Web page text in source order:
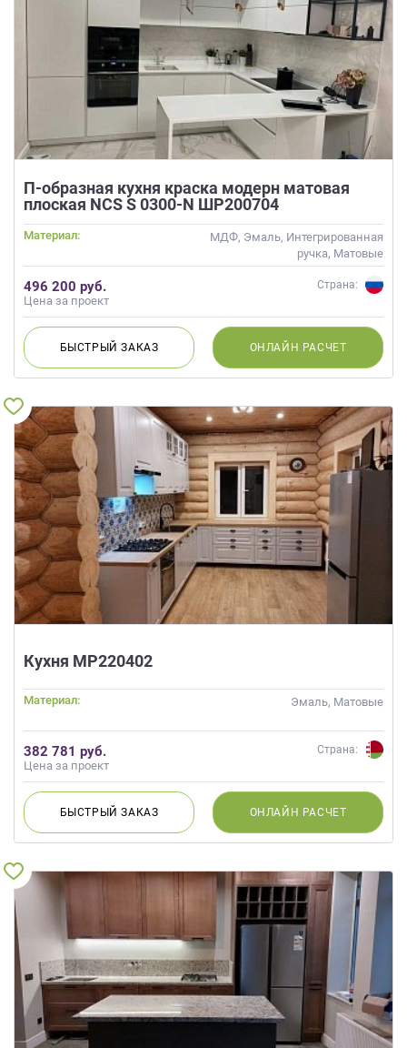
П-образная кухня краска модерн матовая
плоская NCS S 0300-N ШР200704
Материал:
МДФ, Эмаль, Интегрированная
ручка, Матовые
496 200 руб.
Цена за проект
Страна:
БЫСТРЫЙЗАКАЗ ОНЛАЙН РАСЧЕТ
Кухня МР220402
Материал: Эмаль, Матовые
382 781 руб.
Цена за проект
Страна:
БЫСТРЫЙЗАКАЗ ОНЛАЙН РАСЧЕТ